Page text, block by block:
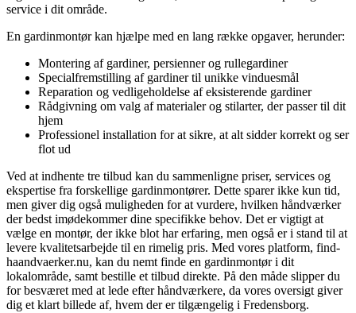
service i dit område.
En gardinmontør kan hjælpe med en lang række opgaver, herunder:
Montering af gardiner, persienner og rullegardiner
Specialfremstilling af gardiner til unikke vinduesmål
Reparation og vedligeholdelse af eksisterende gardiner
Rådgivning om valg af materialer og stilarter, der passer til dit
hjem
Professionel installation for at sikre, at alt sidder korrekt og ser
flot ud
Ved at indhente tre tilbud kan du sammenligne priser, services og
ekspertise fra forskellige gardinmontører. Dette sparer ikke kun tid,
men giver dig også muligheden for at vurdere, hvilken håndværker
der bedst imødekommer dine specifikke behov. Det er vigtigt at
vælge en montør, der ikke blot har erfaring, men også er i stand til at
levere kvalitetsarbejde til en rimelig pris. Med vores platform, find-
haandvaerker.nu, kan du nemt finde en gardinmontør i dit
lokalområde, samt bestille et tilbud direkte. På den måde slipper du
for besværet med at lede efter håndværkere, da vores oversigt giver
dig et klart billede af, hvem der er tilgængelig i Fredensborg.